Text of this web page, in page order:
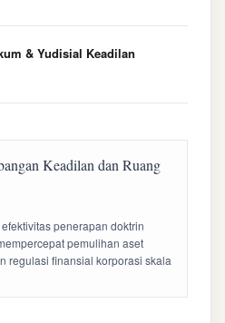
& Yudisial Keadilan
penerapan doktrin
pemulihan aset
regulasi finansial korporasi skala